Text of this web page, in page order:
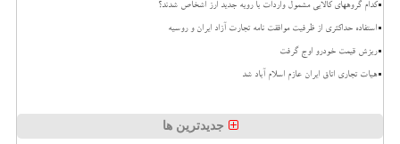
کدام گروههای کالایی مشمول واردات با رویه جدید ارز اشخاص شدند؟
استفاده حداکثری از ظرفیت موافقت نامه تجارت آزاد ایران و روسیه
ریزش قیمت خودرو اوج گرفت
هیات تجاری اتاق ایران عازم اسلام آباد شد
جدیدترین ها